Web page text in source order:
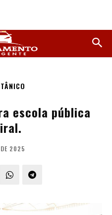
escola pública
DE 2025